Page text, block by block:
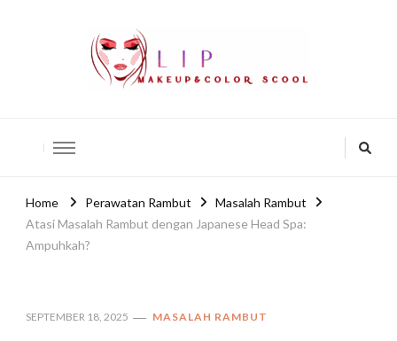
Home Perawatan Rambut
Masalah Rambut
Atasi Masalah Rambut dengan Japanese Head Spa:
Ampuhkah?
SEPTEMBER 18, 2025 MASALAH RAMBUT